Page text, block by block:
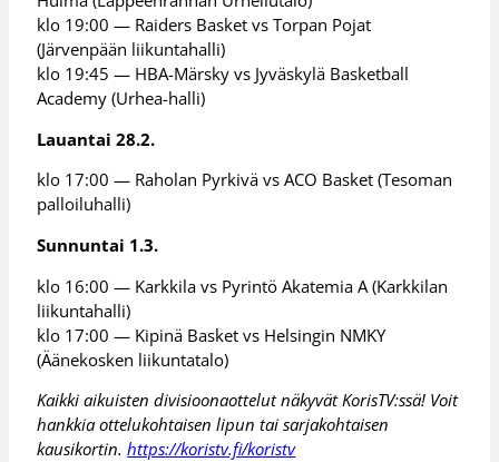
klo 19:00 — Raiders Basket vs Torpan Pojat
(Järvenpään liikuntahalli)
klo 19:45 — HBA-Märsky vs Jyväskylä Basketball
Academy (Urhea-halli)
Lauantai 28.2.
klo 17:00 — Raholan Pyrkivä vs ACO Basket (Tesoman
palloiluhalli)
Sunnuntai 1.3.
klo 16:00 — Karkkila vs Pyrintö Akatemia A (Karkkilan
liikuntahalli)
klo 17:00 — Kipinä Basket vs Helsingin NMKY
(Äänekosken liikuntatalo)
Kaikki aikuisten divisioonaottelut näkyvät KorisTV:ssä! Voit
hankkia ottelukohtaisen lipun tai sarjakohtaisen
kausikortin.https://koristv.fi/koristv